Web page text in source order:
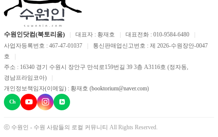
수원인닷컴(북토리움) 대표자 : 황재호 대표전화 : 010-9584-6480
사업자등록번호 : 467-47-01037
통신판매업신고번호 : 제 2026-수원장안-0047
호
주소 : 16340 경기 수원시 장안구 만석로159번길 39 3층 A3116호 (정자동,
경남프라임코아)
개인정보책임자(이메일) : 황재호 (booktorium@naver.com)
Ch
ⓒ 수원인 - 수원 사람들의 로컬 커뮤니티 All Rights Reserved.